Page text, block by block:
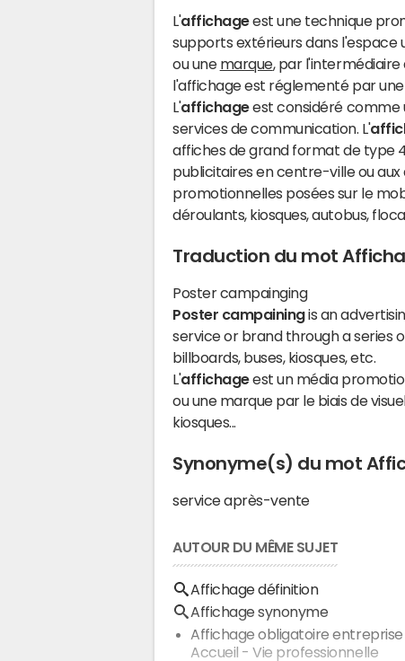
L'affichageest une technique
supports extérieurs dans l'espace
ou une marque, par l'intermédiaire
l'affichage est réglementé par
L'affichageest considéré comme
services de communication. L'
affiches de grand format de type
publicitaires en centre-ville ou aux
promotionnelles posées sur le
déroulants, kiosques, autobus,
Traduction du mot
Poster campainging
Poster campainingis an
service or brand through a series
billboards, buses, kiosques, etc.
L'affichageest un média
ou une marque par le biais de
kiosques...
Synonyme(s) du mot
service après-vente
AUTOUR DU MÊME SUJET
Affichage définition
Affichage synonyme
Affichage obligatoire entreprise
Accueil - Vie professionnelle